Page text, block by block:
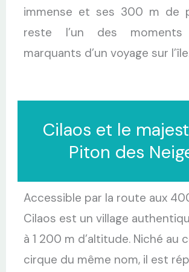
immense et ses 300 m de
reste l’un des
marquants d’un voyage sur
Cilaos et le
Piton des
Accessible par la route aux
Cilaos est un village
à 1 200 m d’altitude. Niché au
cirque du même nom, il est